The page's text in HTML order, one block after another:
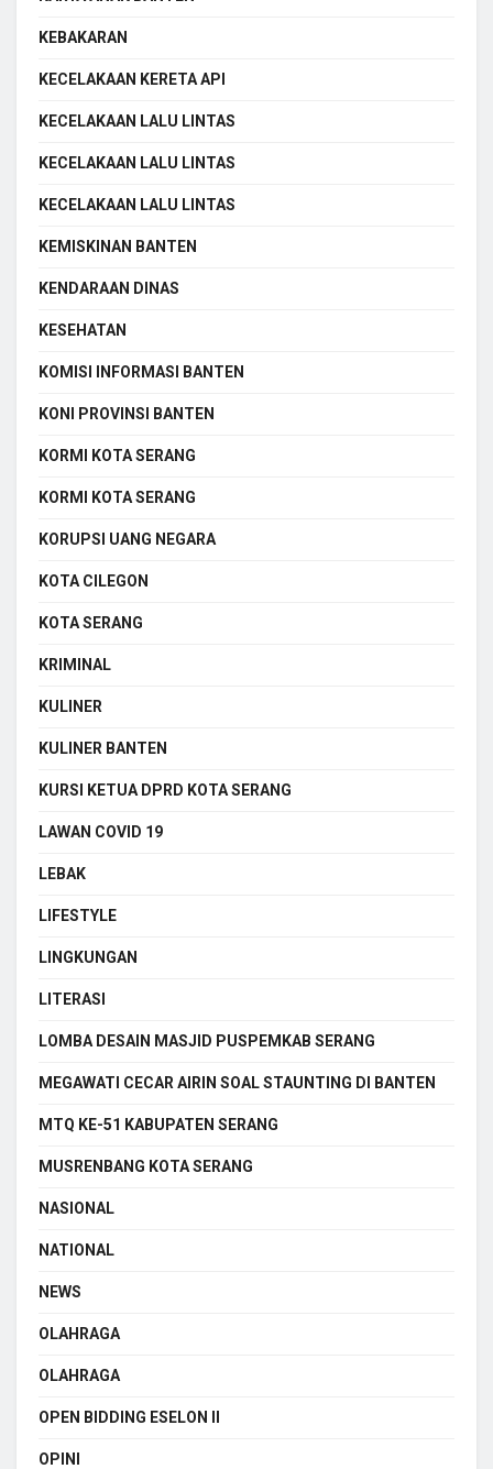
KEBAKARAN
KECELAKAAN KERETA API
KECELAKAAN LALU LINTAS
KECELAKAAN LALU LINTAS
KECELAKAAN LALU LINTAS
KEMISKINAN BANTEN
KENDARAAN DINAS
KESEHATAN
KOMISI INFORMASI BANTEN
KONI PROVINSI BANTEN
KORMI KOTA SERANG
KORMI KOTA SERANG
KORUPSI UANG NEGARA
KOTA CILEGON
KOTA SERANG
KRIMINAL
KULINER
KULINER BANTEN
KURSI KETUA DPRD KOTA SERANG
LAWAN COVID 19
LEBAK
LIFESTYLE
LINGKUNGAN
LITERASI
LOMBA DESAIN MASJID PUSPEMKAB SERANG
MEGAWATI CECAR AIRIN SOAL STAUNTING DI BANTEN
MTQ KE-51 KABUPATEN SERANG
MUSRENBANG KOTA SERANG
NASIONAL
NATIONAL
NEWS
OLAHRAGA
OLAHRAGA
OPEN BIDDING ESELON II
OPINI